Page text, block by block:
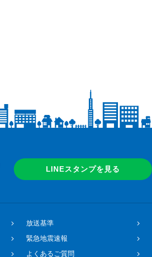
LINEスタンプを見る
放送基準
緊急地震速報
よくあるご質問